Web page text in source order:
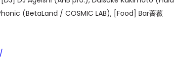
(BetaLand / COSMIC LAB), [Food] Bar薔薇